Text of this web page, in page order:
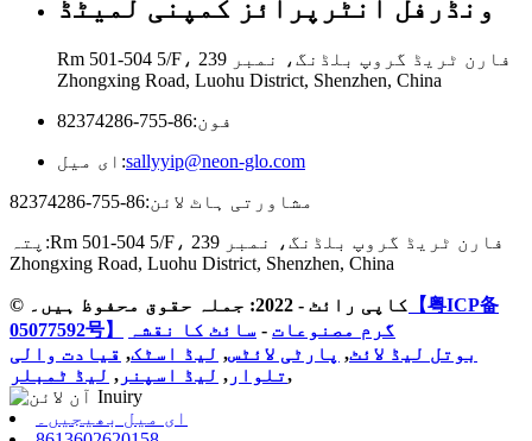
ونڈرفل انٹرپرائز کمپنی لمیٹڈ
Rm 501-504 5/F، فارن ٹریڈ گروپ بلڈنگ، نمبر 239
Zhongxing Road, Luohu District, Shenzhen, China
فون:86-755-82374286
ای میل:sallyyip@neon-glo.com
مشاورتی ہاٹ لائن:86-755-82374286
پتہ:Rm 501-504 5/F، فارن ٹریڈ گروپ بلڈنگ، نمبر 239
Zhongxing Road, Luohu District, Shenzhen, China
© کاپی رائٹ - 2022: جملہ حقوق محفوظ ہیں۔ 【粤ICP备
05077592号】
گرم مصنوعات - سائٹ کا نقشہ
بوتل لیڈ لائٹ, پارٹی لائٹس, لیڈ اسٹک, قیادت والی
تلوار , لیڈ اسپنر , لیڈ ٹمبلر ,
ای میل بھیجیں۔